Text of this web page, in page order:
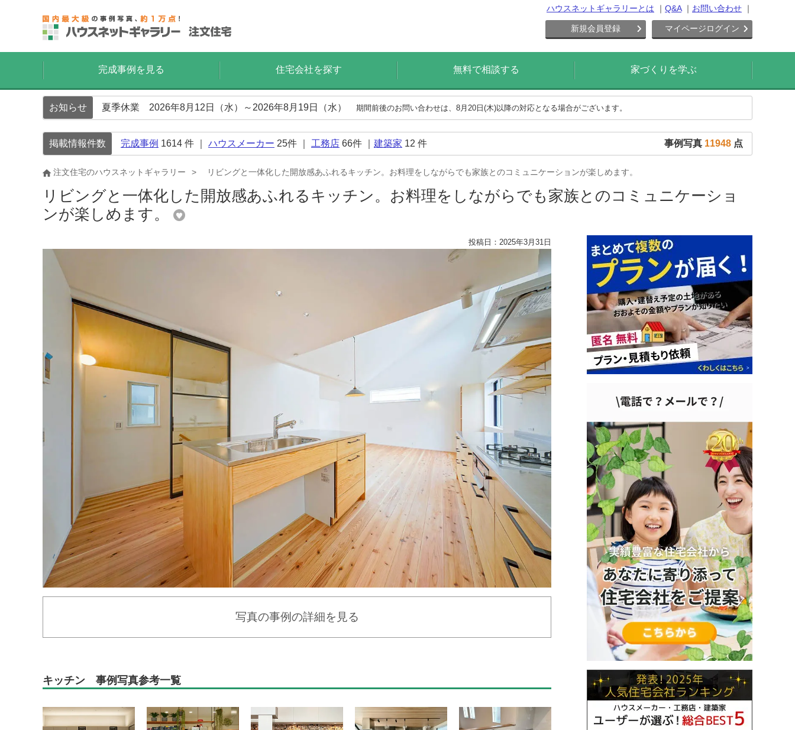
ハウスネットギャラリーとは Q&A お問い合わせ
新規会員登録 マイページログイン
完成事例を見る 住宅会社を探す 無料で相談する 家づくりを学ぶ
お知らせ 夏季休業 2026年8月12日（水）～2026年8月19日（水） 期間前後のお問い合わせは、8月20日(木)以降の対応となる場合がございます。
掲載情報件数 完成事例 1614 件 ｜ ハウスメーカー 25件 ｜ 工務店 66件 ｜ 建築家 12 件 事例写真 11948 点
注文住宅のハウスネットギャラリー リビングと一体化した開放感あふれるキッチン。お料理をしながらでも家族とのコミュニケーションが楽しめます。
リビングと一体化した開放感あふれるキッチン。お料理をしながらでも家族とのコミュニケーショ
ンが楽しめます。
投稿日：2025年3月31日
写真の事例の詳細を見る
キッチン 事例写真参考一覧